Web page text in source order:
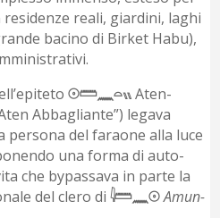
reali, giardini, laghi
bacino di Birket Habu),
𓇳𓏠𓈖𓏏𓏭Aten-
Abbagliante”) legava
persona del faraone alla luce
una forma di auto-
che bypassava in parte la
del clero di𓇋𓏠𓈖𓇳Amun-